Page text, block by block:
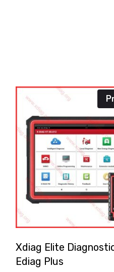
Xdiag Elite
Ediag Plus